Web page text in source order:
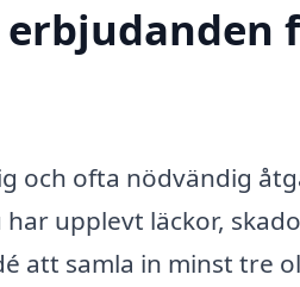
och ofta nödvändig
upplevt läckor,
att samla in minst tre